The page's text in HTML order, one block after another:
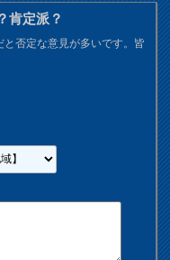
肯定派？
否定な意見が多いです。皆